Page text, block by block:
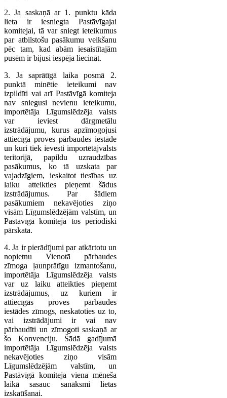
2. Ja saskaņā ar 1. punktu kāda
lieta ir iesniegta Pastāvīgajai
komitejai, tā var sniegt ieteikumus
par atbilstošu pasākumu veikšanu
pēc tam, kad abām iesaistītajām
pusēm ir bijusi iespēja liecināt.
3. Ja saprātīgā laika posmā 2.
punktā minētie ieteikumi nav
izpildīti vai arī Pastāvīgā komiteja
nav sniegusi nevienu ieteikumu,
importētāja Līgumslēdzēja valsts
var ieviest dārgmetālu
izstrādājumu, kurus apzīmogojusi
attiecīgā proves pārbaudes iestāde
un kuri tiek ievesti importētājvalsts
teritorijā, papildu uzraudzības
pasākumus, ko tā uzskata par
vajadzīgiem, ieskaitot tiesības uz
laiku atteikties pieņemt šādus
izstrādājumus. Par šādiem
pasākumiem nekavējoties ziņo
visām Līgumslēdzējām valstīm, un
Pastāvīgā komiteja tos periodiski
pārskata.
4. Ja ir pierādījumi par atkārtotu un
nopietnu Vienotā pārbaudes
zīmoga ļaunprātīgu izmantošanu,
importētāja Līgumslēdzēja valsts
var uz laiku atteikties pieņemt
izstrādājumus, uz kuriem ir
attiecīgās proves pārbaudes
iestādes zīmogs, neskatoties uz to,
vai izstrādājumi ir vai nav
pārbaudīti un zīmogoti saskaņā ar
šo Konvenciju. Šādā gadījumā
importētāja Līgumslēdzēja valsts
nekavējoties ziņo visām
Līgumslēdzējām valstīm, un
Pastāvīgā komiteja viena mēneša
laikā sasauc sanāksmi lietas
izskatīšanai.